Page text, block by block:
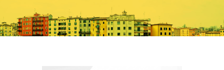
News
Contatti